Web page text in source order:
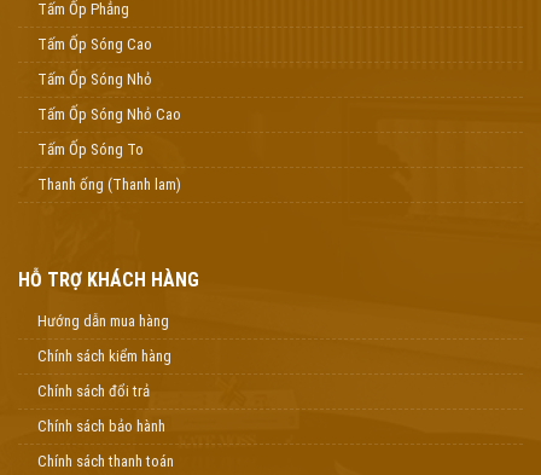
Tấm Ốp Phẳng
Tấm Ốp Sóng Cao
Tấm Ốp Sóng Nhỏ
Tấm Ốp Sóng Nhỏ Cao
Tấm Ốp Sóng To
Thanh ống (Thanh lam)
HỖ TRỢ KHÁCH HÀNG
Hướng dẫn mua hàng
Chính sách kiểm hàng
Chính sách đổi trả
Chính sách bảo hành
Chính sách thanh toán